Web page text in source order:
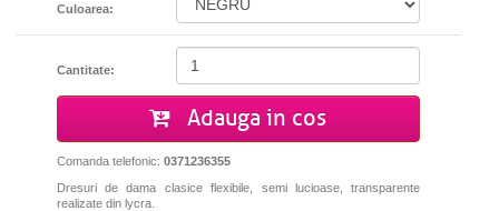
Culoarea:
Cantitate:
Adauga in cos
Comanda telefonic: 0371236355
Dresuri de dama clasice flexibile, semi lucioase, transparente
realizate din lycra.